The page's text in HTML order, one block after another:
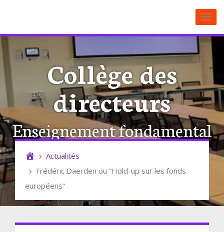
Collège des
directeurs
Enseignement fondamental
catholique
Actualités
Frédéric Daerden ou “Hold-up sur les fonds
européens”